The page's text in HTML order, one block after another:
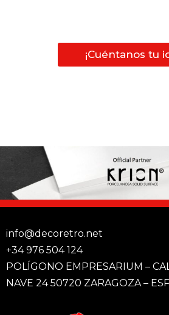
¡Cuéntanos tu
info@decoretro.net
+34 976 504 124
POLÍGONO EMPRESARIUM –
NAVE 24 50720 ZARAGOZA –